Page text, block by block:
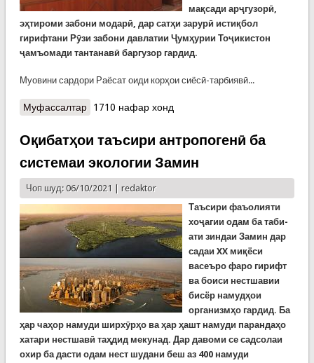
мақсади арҷгузорӣ,
эҳтироми забони модарӣ, дар сатҳи зарурӣ истиқбол
гирифтани Рӯзи забони давлатии Ҷумҳурии Тоҷикистон
ҷамъомади тантанавӣ баргузор гардид.
Муовини сардори Раёсат оиди корҳои сиёсӣ-тарбиявӣ...
Муфассалтаро Таҷлили Рӯзи забони давлатӣ дар Раёсати
1710 нафар хонд
Оқибатҳои таъсири антропогенӣ ба
системаи экологии Замин
Чоп шуд: 06/10/2021 | redaktor
Таъсири фаъолияти
хоҷагии одам ба таби­
ати зиндаи Замин дар
садаи XX миқёси
васеъро фаро гирифт
ва боиси нестшавии
бисёр намудҳои
организмҳо гардид. Ба
ҳар чаҳор намуди ширхӯрҳо ва ҳар ҳашт намуди паран­даҳо
хатари нестшавӣ таҳдид мекунад. Дар давоми се садсолаи
охир ба дасти одам нест шудани беш аз 400 намуди